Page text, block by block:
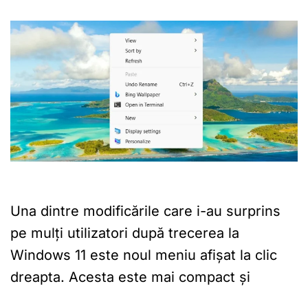
Una dintre modificările care i-au surprins
pe mulți utilizatori după trecerea la
Windows 11 este noul meniu afișat la clic
dreapta. Acesta este mai compact și